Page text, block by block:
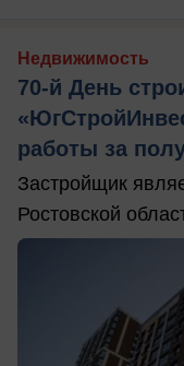
Недвижимость
70-й День
работы за
Застройщик
Ростовской